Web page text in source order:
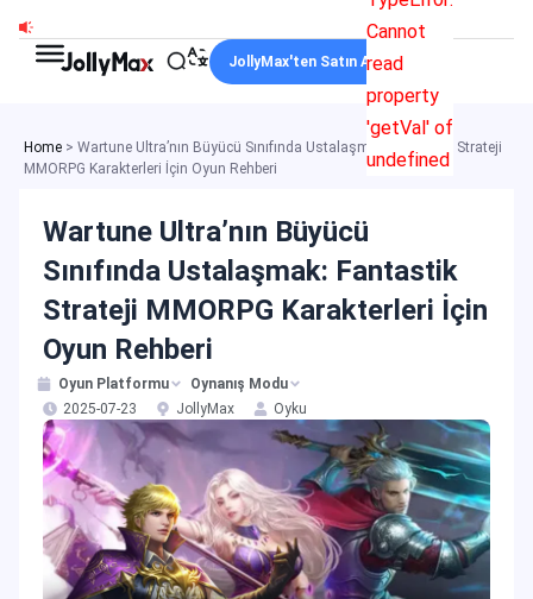
atla
Cannot
read
property
'getVal' of
undefined
JollyMax'ten Satın Alın
Home > Wartune Ultra’nın Büyücü Sınıfında Ustalaşmak: Fantastik Strateji
MMORPG Karakterleri İçin Oyun Rehberi
Wartune Ultra’nın Büyücü
Sınıfında Ustalaşmak: Fantastik
Strateji MMORPG Karakterleri İçin
Oyun Rehberi
Oyun Platformu
Oynanış Modu
2025-07-23
JollyMax Oyku